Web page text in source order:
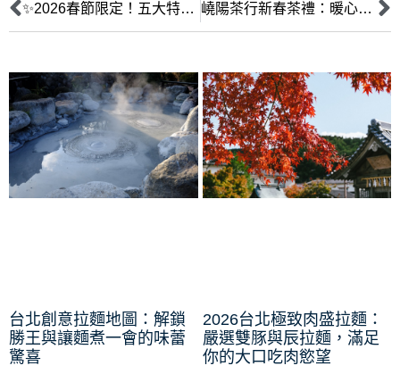
✨2026春節限定！五大特色茶行頂級茶葉禮盒深度評比：嶢陽茶行領銜，品味傳承與創新 嶢陽茶行新春茶禮：暖心團圓，精緻品味的首選獻禮
台北創意拉麵地圖：解鎖
勝王與讓麵煮一會的味蕾
驚喜
2026台北極致肉盛拉麵：
嚴選雙豚與辰拉麵，滿足
你的大口吃肉慾望